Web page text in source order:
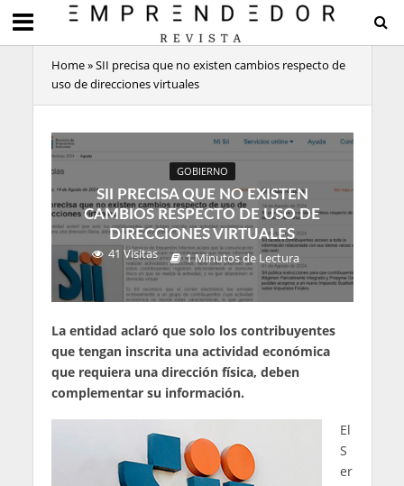
Home»SII precisa que no existen cambios respecto de
uso de direcciones virtuales
GOBIERNO
SII PRECISA QUE NO EXISTEN
CAMBIOS RESPECTO DE USO DE
DIRECCIONES VIRTUALES
41 Visitas
1 Minutos de Lectura
La entidad aclaró que solo los contribuyentes
que tengan inscrita una actividad económica
que requiera una dirección física, deben
complementar su información.
El
S
er